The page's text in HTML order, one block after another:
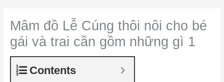
Mâm đồ Lễ Cúng thôi nôi cho bé
gái và trai cần gồm những gì 1
Contents